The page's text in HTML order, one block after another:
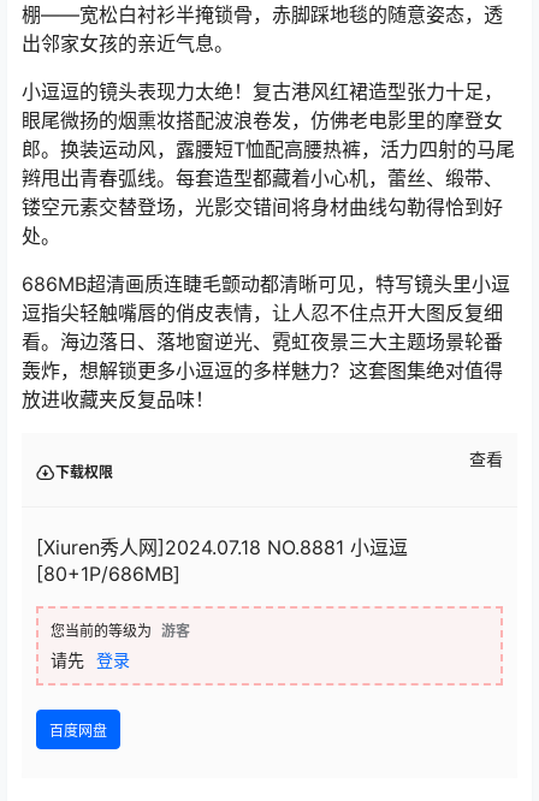
棚——宽松白衬衫半掩锁骨，赤脚踩地毯的随意姿态，透
出邻家女孩的亲近气息。
小逗逗的镜头表现力太绝！复古港风红裙造型张力十足，
眼尾微扬的烟熏妆搭配波浪卷发，仿佛老电影里的摩登女
郎。换装运动风，露腰短T恤配高腰热裤，活力四射的马尾
辫甩出青春弧线。每套造型都藏着小心机，蕾丝、缎带、
镂空元素交替登场，光影交错间将身材曲线勾勒得恰到好
处。
686MB超清画质连睫毛颤动都清晰可见，特写镜头里小逗
逗指尖轻触嘴唇的俏皮表情，让人忍不住点开大图反复细
看。海边落日、落地窗逆光、霓虹夜景三大主题场景轮番
轰炸，想解锁更多小逗逗的多样魅力？这套图集绝对值得
放进收藏夹反复品味！
下载权限
查看
[Xiuren秀人网]2024.07.18 NO.8881 小逗逗
[80+1P/686MB]
您当前的等级为 游客
请先 登录
百度网盘